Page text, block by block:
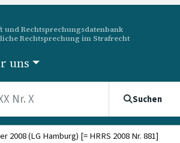
und Rechtsprechungsdatenbank
Rechtsprechung im Strafrecht
uns
Suchen
2008 (LG Hamburg) [= HRRS 2008 Nr. 881]